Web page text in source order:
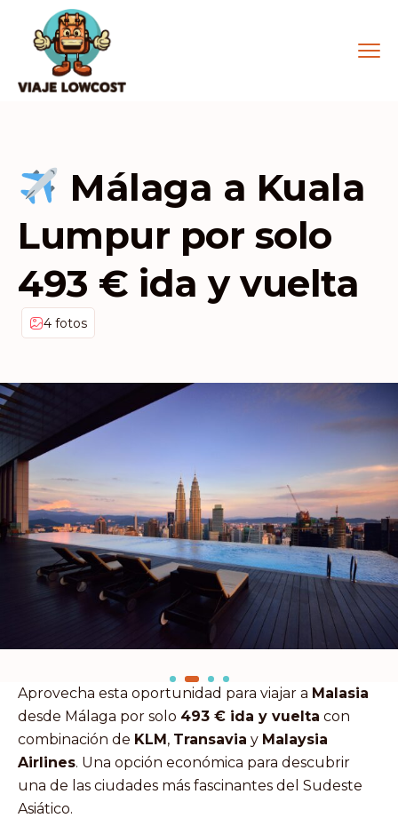
Málaga a Kuala
Lumpur por solo
493 € ida y vuelta
4 fotos
Aprovecha esta oportunidad para viajar a Malasia
desde Málaga por solo 493 € ida y vuelta con
combinación de KLM , Transavia y Malaysia
Airlines. Una opción económica para descubrir
una de las ciudades más fascinantes del Sudeste
Asiático.